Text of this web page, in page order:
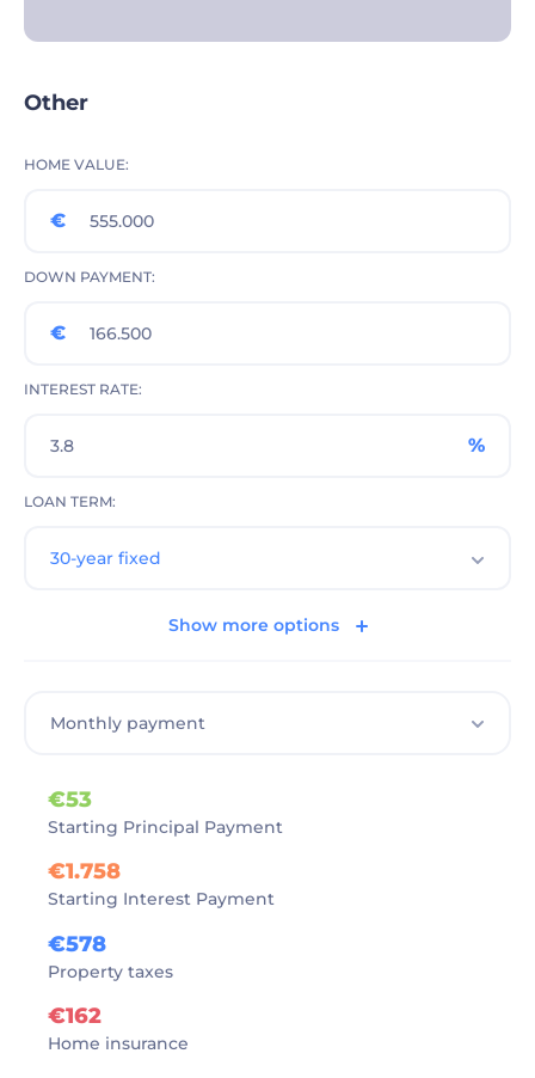
Other
HOME VALUE
€
DOWN PAYMENT
€
INTEREST RATE
%
LOAN TERM
Show more options
€53
Starting Principal Payment
€1.758
Starting Interest Payment
€578
Property taxes
€162
Home insurance